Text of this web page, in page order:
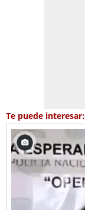
Te puede interesar: